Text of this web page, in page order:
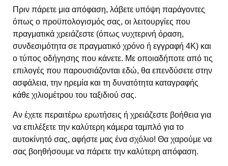
Πριν πάρετε μια απόφαση, λάβετε υπόψη παράγοντες
όπως ο προϋπολογισμός σας, οι λειτουργίες που
πραγματικά χρειάζεστε (όπως νυχτερινή όραση,
συνδεσιμότητα σε πραγματικό χρόνο ή εγγραφή 4K) και
ο τύπος οδήγησης που κάνετε. Με οποιαδήποτε από τις
επιλογές που παρουσιάζονται εδώ, θα επενδύσετε στην
ασφάλεια, την ηρεμία και τη δυνατότητα καταγραφής
κάθε χιλιομέτρου του ταξιδιού σας.
Αν έχετε περαιτέρω ερωτήσεις ή χρειάζεστε βοήθεια για
να επιλέξετε την καλύτερη κάμερα ταμπλό για το
αυτοκίνητό σας, αφήστε μας ένα σχόλιο! Θα χαρούμε να
σας βοηθήσουμε να πάρετε την καλύτερη απόφαση.